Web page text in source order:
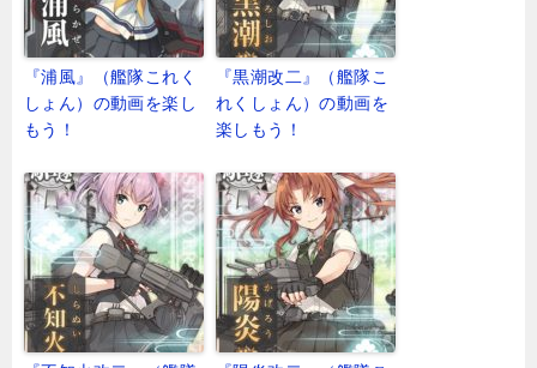
『浦風』（艦隊これく
しょん）の動画を楽し
もう！
『黒潮改二』（艦隊こ
れくしょん）の動画を
楽しもう！